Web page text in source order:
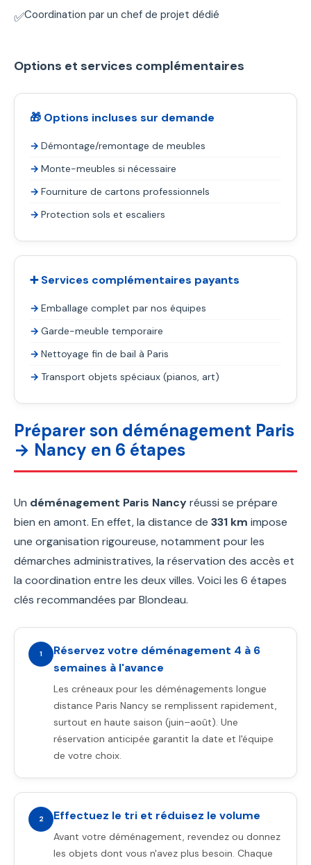
✅Coordination par un chef de projet dédié
Options et services complémentaires
🎁 Options incluses sur demande
Démontage/remontage de meubles
Monte-meubles si nécessaire
Fourniture de cartons professionnels
Protection sols et escaliers
➕ Services complémentaires payants
Emballage complet par nos équipes
Garde-meuble temporaire
Nettoyage fin de bail à Paris
Transport objets spéciaux (pianos, art)
Préparer son déménagement Paris
→ Nancy en 6 étapes
Un déménagement Paris Nancyréussi se prépare
bien en amont. En effet, la distance de 331 km impose
une organisation rigoureuse, notamment pour les
démarches administratives, la réservation des accès et
la coordination entre les deux villes. Voici les 6 étapes
clés recommandées par Blondeau.
1
Réservez votre déménagement 4 à 6
semaines à l'avance
Les créneaux pour les déménagements longue
distance Paris Nancy se remplissent rapidement,
surtout en haute saison (juin–août). Une
réservation anticipée garantit la date et l'équipe
de votre choix.
2 Effectuez le tri et réduisez le volume
Avant votre déménagement, revendez ou donnez
les objets dont vous n'avez plus besoin. Chaque